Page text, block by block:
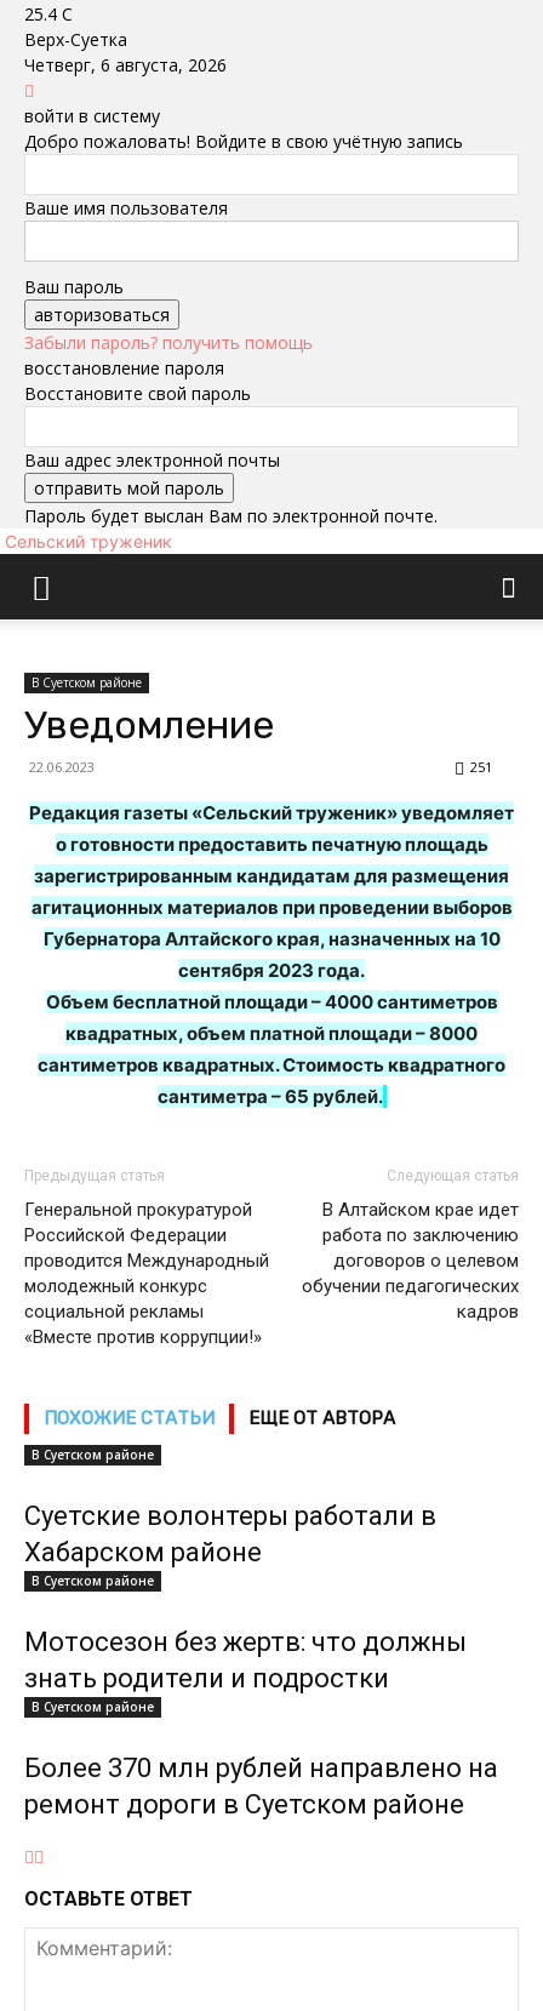
25.4 C
Верх-Суетка
Четверг, 6 августа, 2026
войти в систему
Добро пожаловать! Войдите в свою учётную запись
Ваше имя пользователя
Ваш пароль
Забыли пароль? получить помощь
восстановление пароля
Восстановите свой пароль
Ваш адрес электронной почты
Пароль будет выслан Вам по электронной почте.
Сельский труженик
В Суетском районе
Уведомление
22.06.2023 251
Редакция газеты «Сельский труженик» уведомляет
о готовности предоставить печатную площадь
зарегистрированным кандидатам для размещения
агитационных материалов при проведении выборов
Губернатора Алтайского края, назначенных на 10
сентября 2023 года.
Объем бесплатной площади – 4000 сантиметров
квадратных, объем платной площади – 8000
сантиметров квадратных. Стоимость квадратного
сантиметра – 65 рублей.
Предыдущая статья
Генеральной прокуратурой
Российской Федерации
проводится Международный
молодежный конкурс
социальной рекламы
«Вместе против коррупции!»
Следующая статья
В Алтайском крае идет
работа по заключению
договоров о целевом
обучении педагогических
кадров
ПОХОЖИЕ СТАТЬИ ЕЩЕ ОТ АВТОРА
В Суетском районе
Суетские волонтеры работали в
Хабарском районе
В Суетском районе
Мотосезон без жертв: что должны
знать родители и подростки
В Суетском районе
Более 370 млн рублей направлено на
ремонт дороги в Суетском районе
ОСТАВЬТЕ ОТВЕТ